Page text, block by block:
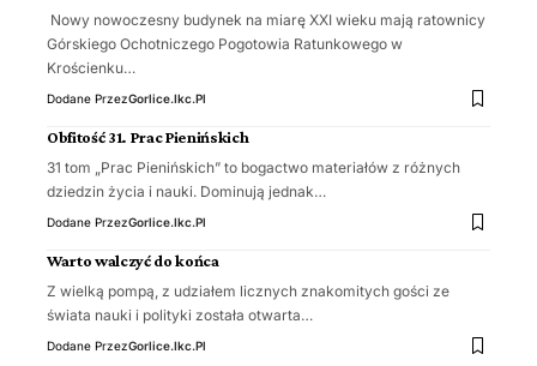
Nowy nowoczesny budynek na miarę XXI wieku mają ratownicy
Górskiego Ochotniczego Pogotowia Ratunkowego w
Krościenku…
Dodane PrzezGorlice.ikc.pl
Obfitość 31. Prac Pienińskich
31 tom „Prac Pienińskich” to bogactwo materiałów z różnych
dziedzin życia i nauki. Dominują jednak…
Dodane PrzezGorlice.ikc.pl
Warto walczyć do końca
Z wielką pompą, z udziałem licznych znakomitych gości ze
świata nauki i polityki została otwarta…
Dodane PrzezGorlice.ikc.pl